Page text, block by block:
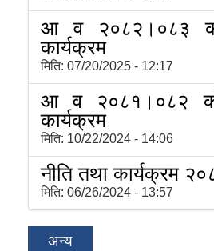
आ व २०८२।०८३
कार्यक्रम
मिति: 07/20/2025 - 12:17
आ व २०८१।०८२
कार्यक्रम
मिति: 10/22/2024 - 14:06
नीति तथा कार्यक्रम
मिति: 06/26/2024 - 13:57
अन्य